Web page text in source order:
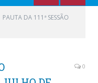
PAUTA DA 111ª SESSÃO
0